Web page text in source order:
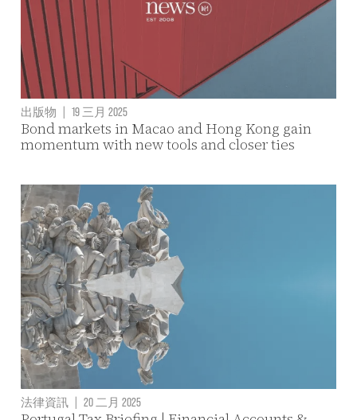
出版物 | 19 三月 2025
Bond markets in Macao and Hong Kong gain
momentum with new tools and closer ties
法律資訊 20 二月 2025